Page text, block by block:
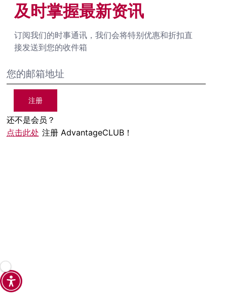
及时掌握最新资讯
订阅我们的时事通讯，我们会将特别优惠和折扣直
接发送到您的收件箱
注册
还不是会员？
点击此处 注册 AdvantageCLUB！